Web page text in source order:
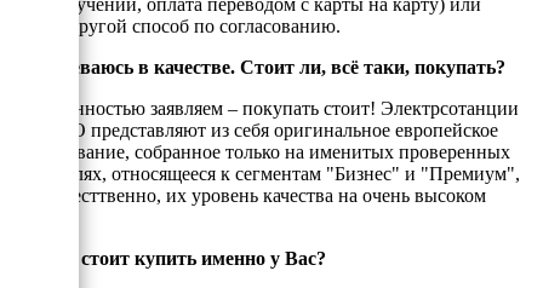
при получении, оплата переводом с карты на карту) или
любой другой способ по согласованию.
Я сомневаюсь в качестве. Стоит ли, всё таки, покупать?
С уверенностью заявляем – покупать стоит! Электрсотанции
ЭНЕРГО представляют из себя оригинальное европейское
оборудование, собранное только на именитых проверенных
двигателях, относящееся к сегментам "Бизнес" и "Премиум",
а, ссотвесттвенно, их уровень качества на очень высоком
Почему стоит купить именно у Вас?